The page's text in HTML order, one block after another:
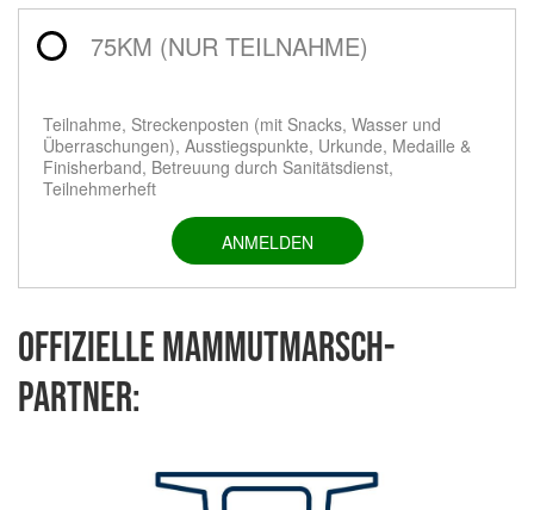
75KM (NUR TEILNAHME)
Teilnahme, Streckenposten (mit Snacks, Wasser und
Überraschungen), Ausstiegspunkte, Urkunde, Medaille &
Finisherband, Betreuung durch Sanitätsdienst,
Teilnehmerheft
ANMELDEN
Offizielle Mammutmarsch-
Partner: